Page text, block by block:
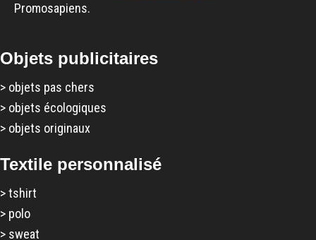
Promosapiens.
Objets publicitaires
> objets pas chers
> objets écologiques
> objets originaux
Textile personnalisé
>tshirt
> polo
> sweat